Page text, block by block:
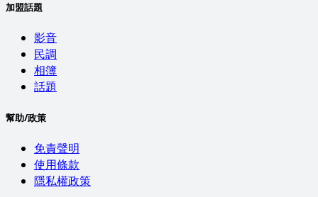
加盟話題
影音
民調
相簿
話題
幫助/政策
免責聲明
使用條款
隱私權政策